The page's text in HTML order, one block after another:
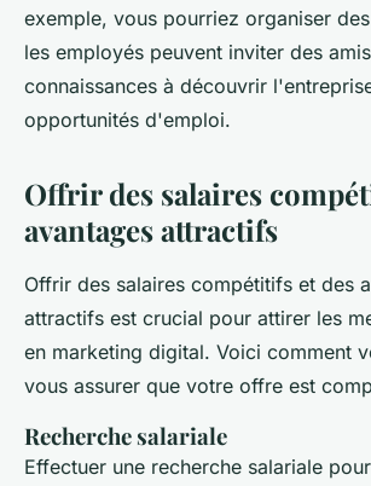
exemple, vous pourriez organiser
les employés peuvent inviter des
connaissances à découvrir
opportunités d'emploi.
Offrir des salaires
avantages attractifs
Offrir des salaires compétitifs et des
attractifs est crucial pour attirer les
en marketing digital. Voici comment
vous assurer que votre offre est
Recherche salariale
Effectuer une recherche salariale